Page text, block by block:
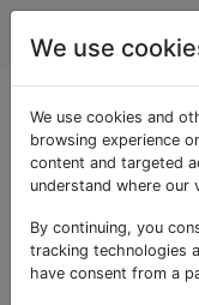
Als
Fragen
Eine Familie von
den Linux-Kernel
We use
We use cookies and
browsing experience
content and targeted
understand where our
By continuing, you
tracking technologies
have consent from a